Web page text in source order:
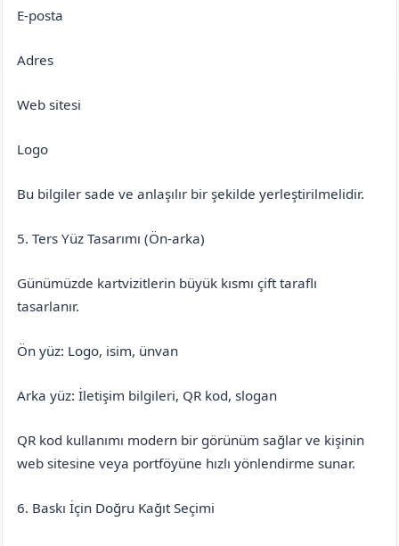
E-posta
Adres
Web sitesi
Logo
Bu bilgiler sade ve anlaşılır bir şekilde yerleştirilmelidir.
5. Ters Yüz Tasarımı (Ön-arka)
Günümüzde kartvizitlerin büyük kısmı çift taraflı
tasarlanır.
Ön yüz: Logo, isim, ünvan
Arka yüz: İletişim bilgileri, QR kod, slogan
QR kod kullanımı modern bir görünüm sağlar ve kişinin
web sitesine veya portföyüne hızlı yönlendirme sunar.
6. Baskı İçin Doğru Kağıt Seçimi